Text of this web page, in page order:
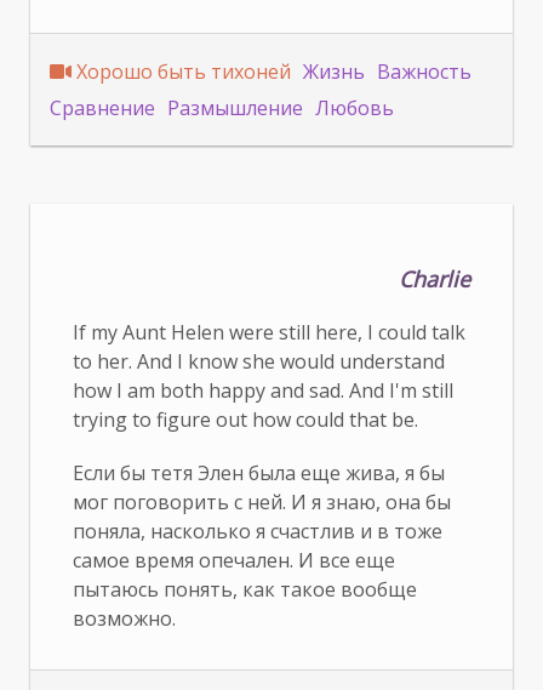
Хорошо быть тихоней Жизнь Важность
Сравнение Размышление Любовь
Charlie
If my Aunt Helen were still here, I could talk
to her. And I know she would understand
how I am both happy and sad. And I'm still
trying to figure out how could that be.
Если бы тетя Элен была еще жива, я бы
мог поговорить с ней. И я знаю, она бы
поняла, насколько я счастлив и в тоже
самое время опечален. И все еще
пытаюсь понять, как такое вообще
возможно.